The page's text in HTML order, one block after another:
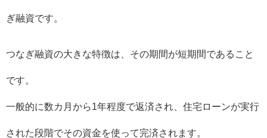
ぎ融資です。
つなぎ融資の大きな特徴は、その期間が短期間であること
です。
一般的に数カ月から1年程度で返済され、住宅ローンが実行
された段階でその資金を使って完済されます。